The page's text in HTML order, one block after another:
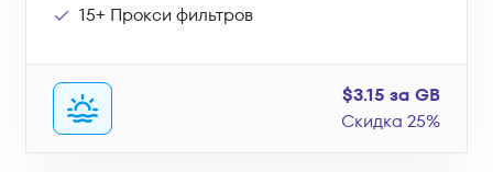
15+ Прокси фильтров
$3.15 за GB
Скидка 25%